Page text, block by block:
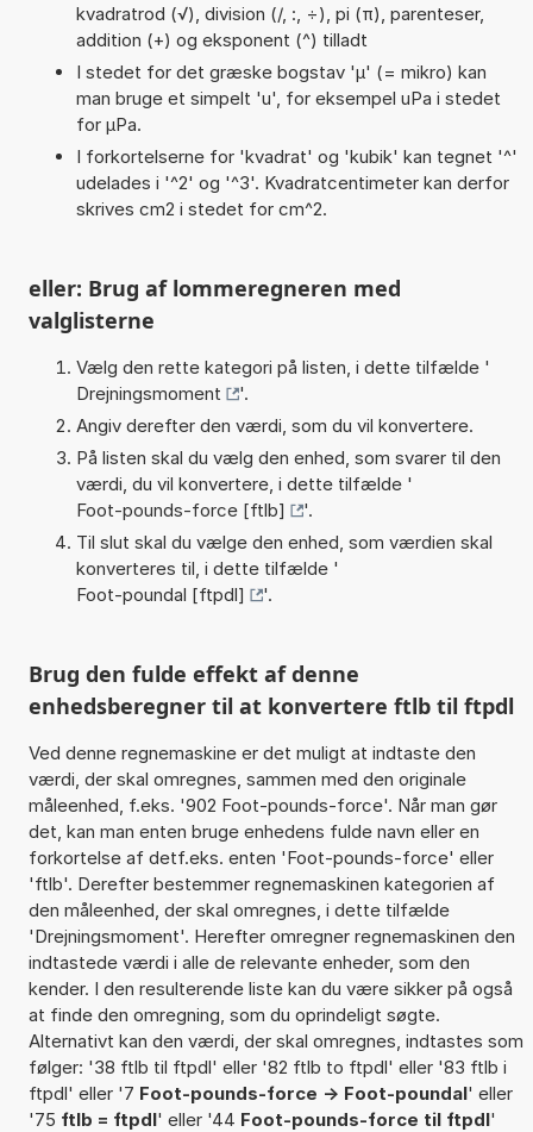
kvadratrod (√), division (/, :, ÷), pi (π), parenteser,
addition (+) og eksponent (^) tilladt
I stedet for det græske bogstav 'µ' (= mikro) kan
man bruge et simpelt 'u', for eksempel uPa i stedet
for µPa.
I forkortelserne for 'kvadrat' og 'kubik' kan tegnet '^'
udelades i '^2' og '^3'. Kvadratcentimeter kan derfor
skrives cm2 i stedet for cm^2.
eller: Brug af lommeregneren med
valglisterne
Vælg den rette kategori på listen, i dette tilfælde '
Drejningsmoment
'.
Angiv derefter den værdi, som du vil konvertere.
På listen skal du vælg den enhed, som svarer til den
værdi, du vil konvertere, i dette tilfælde '
Foot-pounds-force [ftlb]
'.
Til slut skal du vælge den enhed, som værdien skal
konverteres til, i dette tilfælde '
Foot-poundal [ftpdl]
'.
Brug den fulde effekt af denne
enhedsberegner til at konvertere ftlb til ftpdl
Ved denne regnemaskine er det muligt at indtaste den
værdi, der skal omregnes, sammen med den originale
måleenhed, f.eks. '902 Foot-pounds-force'. Når man gør
det, kan man enten bruge enhedens fulde navn eller en
forkortelse af detf.eks. enten 'Foot-pounds-force' eller
'ftlb'. Derefter bestemmer regnemaskinen kategorien af
den måleenhed, der skal omregnes, i dette tilfælde
'Drejningsmoment'. Herefter omregner regnemaskinen den
indtastede værdi i alle de relevante enheder, som den
kender. I den resulterende liste kan du være sikker på også
at finde den omregning, som du oprindeligt søgte.
Alternativt kan den værdi, der skal omregnes, indtastes som
følger: '38 ftlb til ftpdl' eller '82 ftlb to ftpdl' eller '83 ftlb i
ftpdl' eller '7 Foot-pounds-force -> Foot-poundal' eller
'75 ftlb = ftpdl' eller '44 Foot-pounds-force til ftpdl'